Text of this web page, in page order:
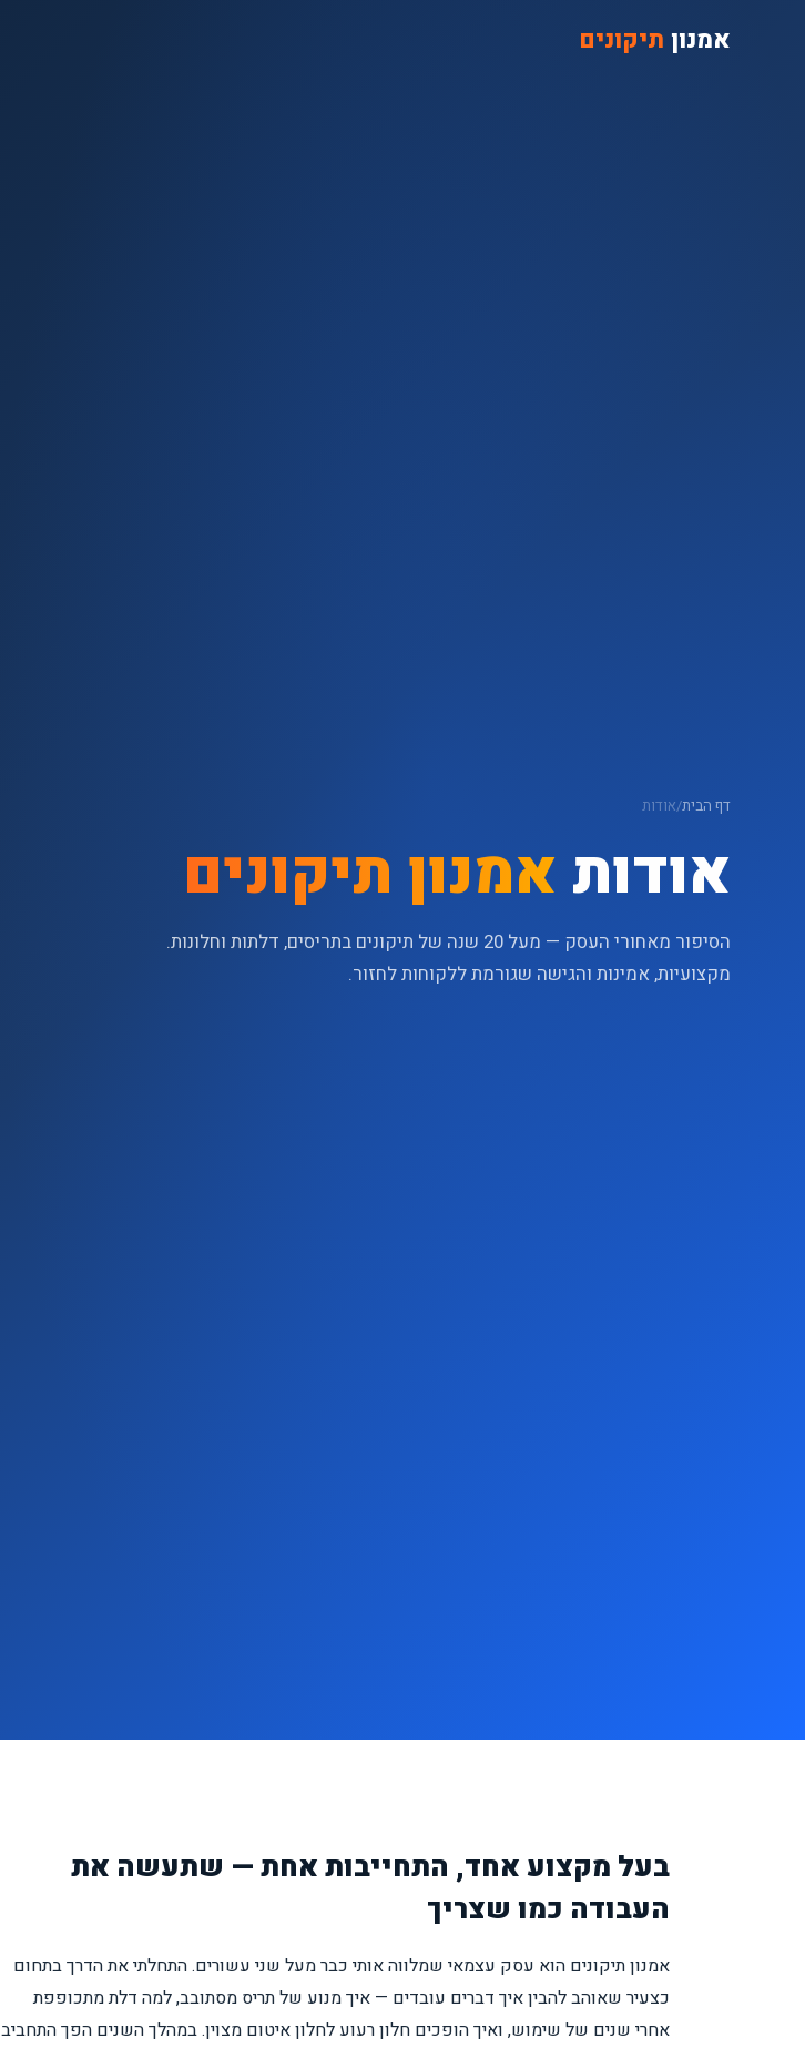
אמנון תיקונים
דף הבית/אודות
אודות אמנון תיקונים
הסיפור מאחורי העסק — מעל 20 שנה של תיקונים בתריסים, דלתות וחלונות.
מקצועיות, אמינות והגישה שגורמת ללקוחות לחזור.
בעל מקצוע אחד, התחייבות אחת — שתעשה את
העבודה כמו שצריך
אמנון תיקונים הוא עסק עצמאי שמלווה אותי כבר מעל שני עשורים. התחלתי את הדרך בתחום
כצעיר שאוהב להבין איך דברים עובדים — איך מנוע של תריס מסתובב, למה דלת מתכופפת
אחרי שנים של שימוש, ואיך הופכים חלון רעוע לחלון איטום מצוין. במהלך השנים הפך התחביב